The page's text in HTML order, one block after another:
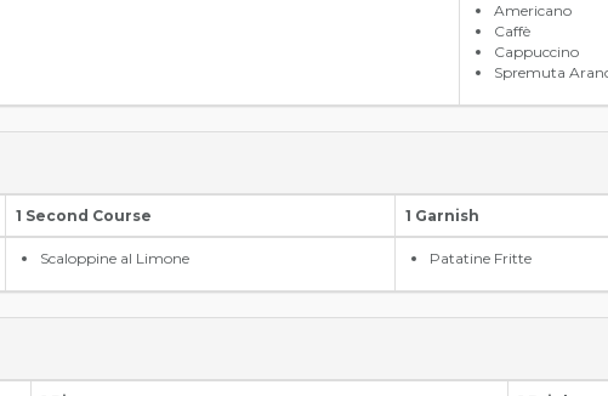
Americano
Caffè
Cappuccino
Spremuta
1 Second Course 1 Garnish
Scaloppine al Limone Patatine Fritte